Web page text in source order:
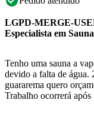
LGPD-MERGE-
Especialista em
Tenho uma sauna a
devido a falta de
guararema quero
Trabalho ocorrerá após